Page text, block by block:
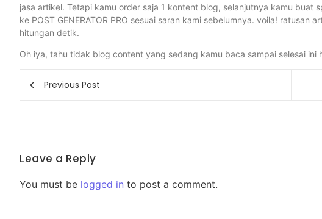
jasa artikel. Tetapi kamu order saja 1 kontent blog, selanjutnya kamu
ke POST GENERATOR PRO sesuai saran kami sebelumnya. voila! ratusan
hitungan detik.
Oh iya, tahu tidak blog content yang sedang kamu baca sampai selesai ini
Previous Post
Leave a Reply
You must be logged in to post a comment.